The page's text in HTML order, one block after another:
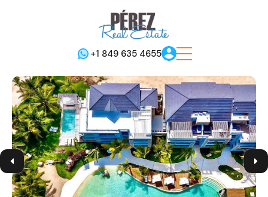
+1 849 635 4655